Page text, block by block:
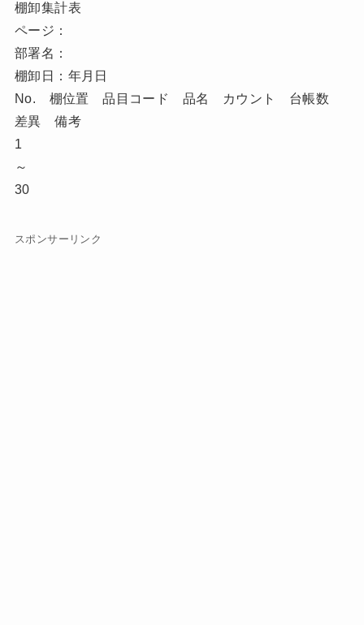
棚卸集計表
ページ：
部署名：
棚卸日：年月日
No. 棚位置 品目コード 品名 カウント 台帳数
差異 備考
1
～
30
スポンサーリンク